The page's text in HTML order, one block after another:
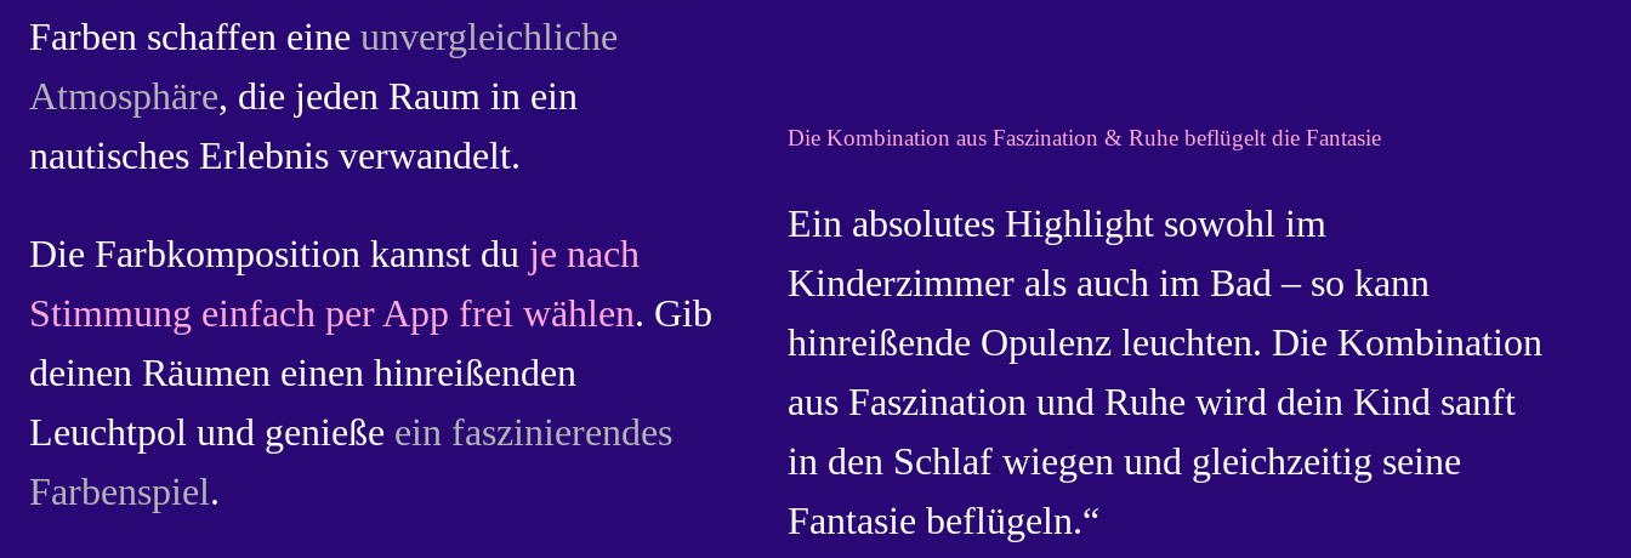
Farben schaffen eine unvergleichliche
Atmosphäre, die jeden Raum in ein
nautisches Erlebnis verwandelt.
Die Farbkomposition kannst du je nach
Stimmung einfach per App frei wählen. Gib
deinen Räumen einen hinreißenden
Leuchtpol und genieße ein faszinierendes
Farbenspiel.
Die Kombination aus Faszination & Ruhe beflügelt die Fantasie
Ein absolutes Highlight sowohl im
Kinderzimmer als auch im Bad – so kann
hinreißende Opulenz leuchten. Die Kombination
aus Faszination und Ruhe wird dein Kind sanft
in den Schlaf wiegen und gleichzeitig seine
Fantasie beflügeln.“